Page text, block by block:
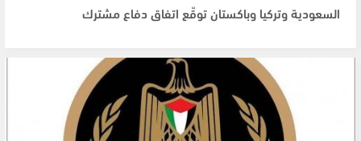
السعودية وتركيا وباكستان توقّع اتفاق دفاع مشترك